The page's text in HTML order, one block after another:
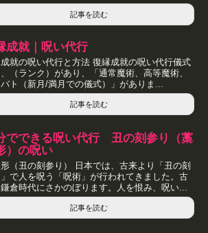
記事を読む
成就｜呪い代行
就の呪い代行と方法 復縁成就の呪い代行儀式
（ランク）があり、「通常魔術、高等魔術、
ト（新月/満月での儀式）」がありま...
記事を読む
でできる呪い代行 丑の刻参り（藁
）の呪い
（丑の刻参り） 日本では、古来より「丑の刻
で人を呪う「呪術」が行われてきました。古
鎌倉時代にさかのぼります。人を恨み、呪い...
記事を読む